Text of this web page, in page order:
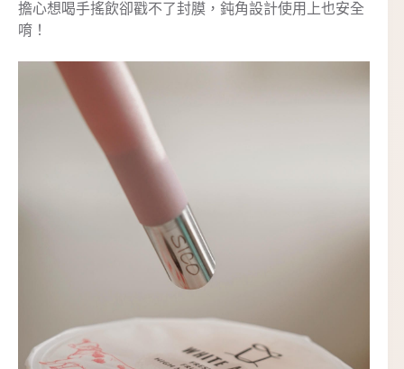
擔心想喝手搖飲卻戳不了封膜，鈍角設計使用上也安全
唷！